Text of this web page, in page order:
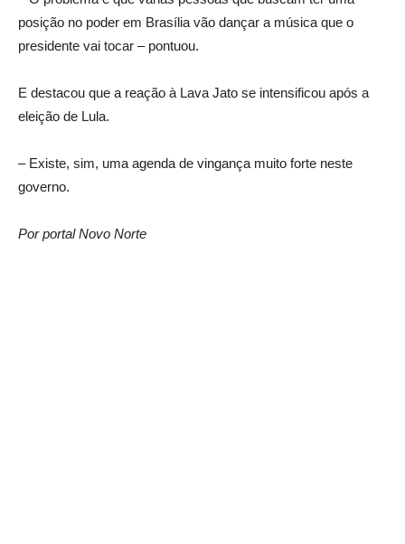
posição no poder em Brasília vão dançar a música que o
presidente vai tocar – pontuou.
E destacou que a reação à Lava Jato se intensificou após a
eleição de Lula.
– Existe, sim, uma agenda de vingança muito forte neste
governo.
Por portal Novo Norte